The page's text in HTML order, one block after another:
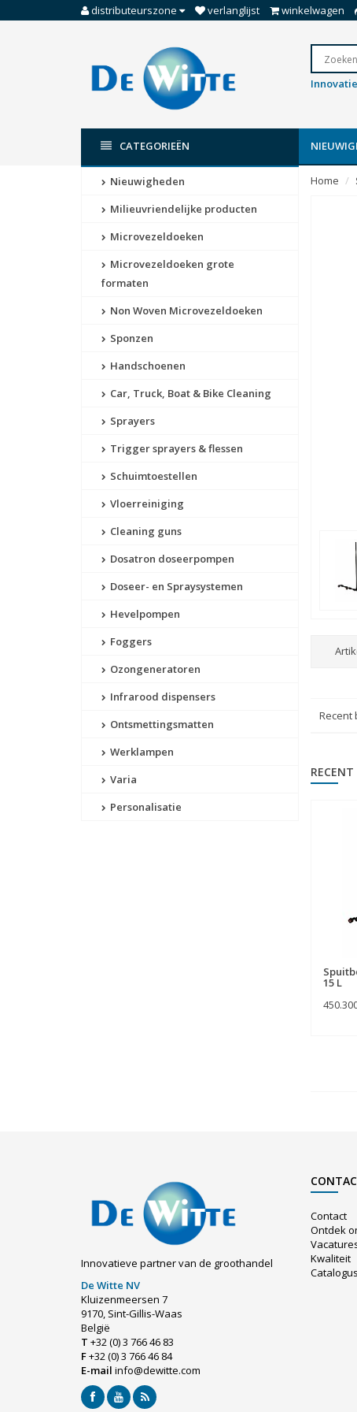
distributeurszone verlanglijst winkelwagen
CATEGORIEËN
Nieuwigheden
Milieuvriendelijke producten
Microvezeldoeken
Microvezeldoeken grote
formaten
Non Woven Microvezeldoeken
Sponzen
Handschoenen
Car, Truck, Boat & Bike Cleaning
Sprayers
Trigger sprayers & flessen
Schuimtoestellen
Vloerreiniging
Cleaning guns
Dosatron doseerpompen
Doseer- en Spraysystemen
Hevelpompen
Foggers
Ozongeneratoren
Infrarood dispensers
Ontsmettingsmatten
Werklampen
Varia
Personalisatie
Home
Recent
RECENT
15 L
Innovatieve partner van de groothandel
De Witte NV
Kluizenmeersen 7
9170, Sint-Gillis-Waas
België
T +32 (0) 3 766 46 83
F+32 (0) 3 766 46 84
E-mail info@dewitte.com
Contact
Ontdek
Kwaliteit
Catalogus